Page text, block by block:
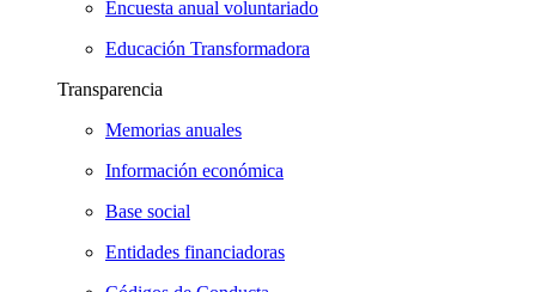
Encuesta anual voluntariado
Educación Transformadora
Transparencia
Memorias anuales
Información económica
Base social
Entidades financiadoras